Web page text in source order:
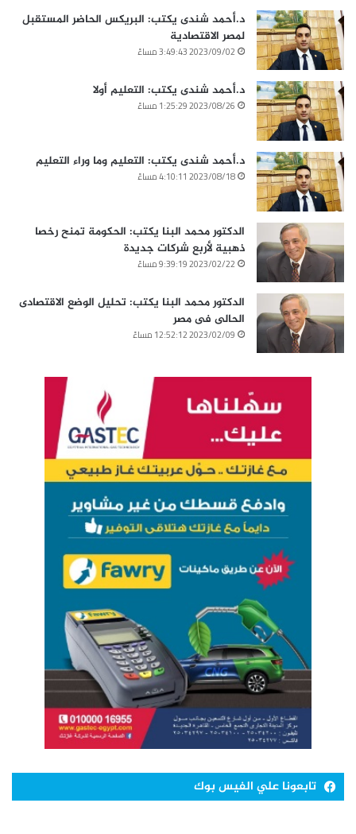
د.أحمد شندى يكتب: البريكس الحاضر المستقبل
لمصر الاقتصادية
2023/09/02 3:49:43 مساءً
د.أحمد شندى يكتب: التعليم أولا
2023/08/26 1:25:29 مساءً
د.أحمد شندى يكتب: التعليم وما وراء التعليم
2023/08/18 4:10:11 مساءً
الدكتور محمد البنا يكتب: الحكومة تمنح رخصا
ذهبية لأربع شركات جديدة
2023/02/22 9:39:19 مساءً
الدكتور محمد البنا يكتب: تحليل الوضع الاقتصادى
الحالى فى مصر
2023/02/09 12:52:12 مساءً
تابعونا علي الفيس بوك